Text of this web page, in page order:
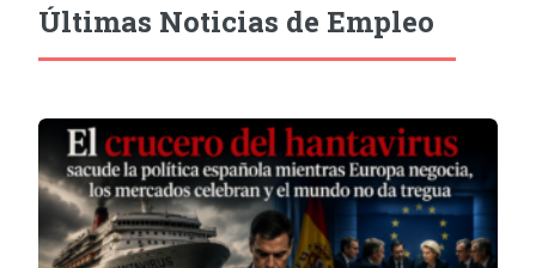
Últimas Noticias de Empleo